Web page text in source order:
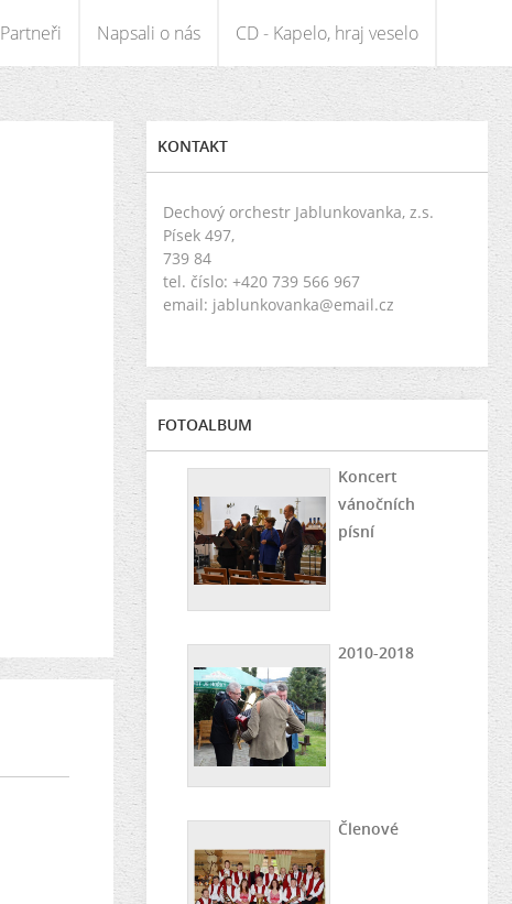
Partneři Napsali o nás CD - Kapelo, hraj veselo
KONTAKT
Dechový orchestr Jablunkovanka, z.s.
Písek 497,
739 84
tel. číslo: +420 739 566 967
email: jablunkovanka@email.cz
FOTOALBUM
Koncert
vánočních
písní
2010-2018
Členové